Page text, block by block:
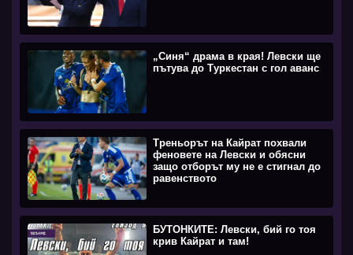
„Синя“ драма в края! Левски ще
пътува до Туркестан с гол аванс
Треньорът на Кайрат похвали
феновете на Левски и обясни
защо отборът му не е стигнал до
равенството
БУТОНКИТЕ: Левски, бий го тоя
крив Кайрат и там!